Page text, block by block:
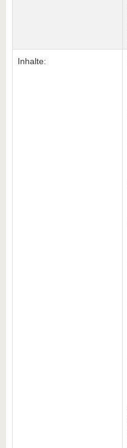
Inhalte: